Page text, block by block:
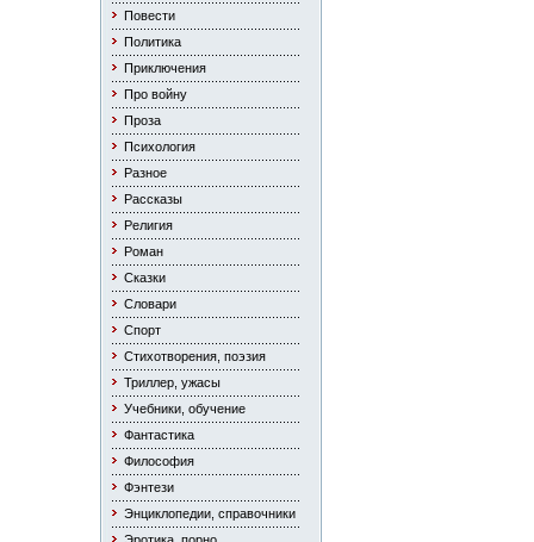
Повести
Политика
Приключения
Про войну
Проза
Психология
Разное
Рассказы
Религия
Роман
Сказки
Словари
Спорт
Стихотворения, поэзия
Триллер, ужасы
Учебники, обучение
Фантастика
Философия
Фэнтези
Энциклопедии, справочники